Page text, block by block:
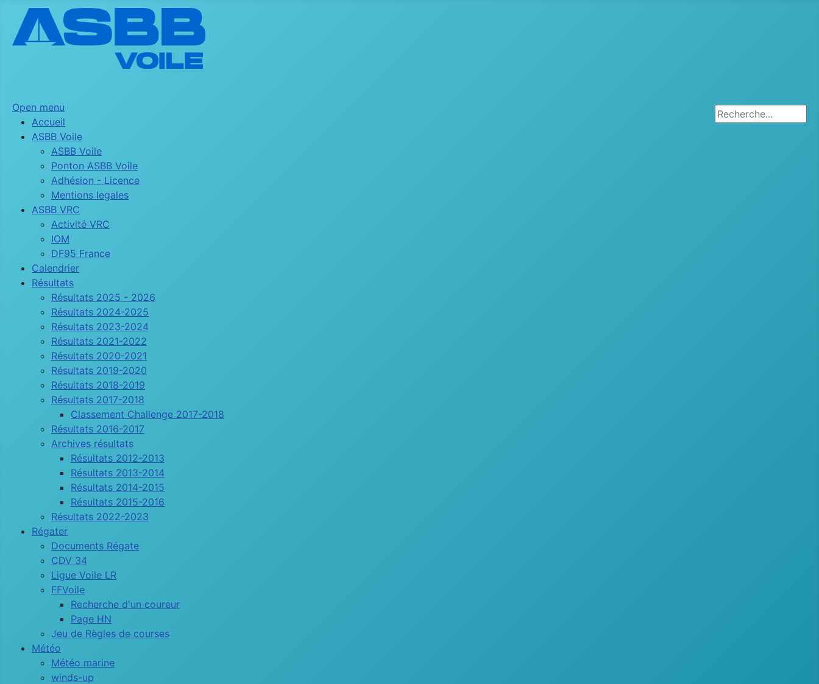
Open menu
Accueil
ASBB Voile
ASBB Voile
Ponton ASBB Voile
Adhésion - Licence
Mentions legales
ASBB VRC
Activité VRC
IOM
DF95 France
Calendrier
Résultats
Résultats 2025 - 2026
Résultats 2024-2025
Résultats 2023-2024
Résultats 2021-2022
Résultats 2020-2021
Résultats 2019-2020
Résultats 2018-2019
Résultats 2017-2018
Classement Challenge 2017-2018
Résultats 2016-2017
Archives résultats
Résultats 2012-2013
Résultats 2013-2014
Résultats 2014-2015
Résultats 2015-2016
Résultats 2022-2023
Régater
Documents Régate
CDV 34
Ligue Voile LR
FFVoile
Recherche d'un coureur
Page HN
Jeu de Règles de courses
Météo
Météo marine
winds-up
Rechercher